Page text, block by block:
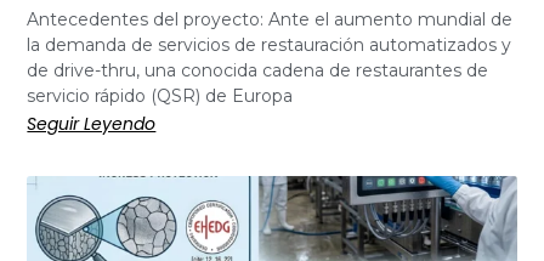
Antecedentes del proyecto: Ante el aumento mundial de
la demanda de servicios de restauración automatizados y
de drive-thru, una conocida cadena de restaurantes de
servicio rápido (QSR) de Europa
Seguir Leyendo